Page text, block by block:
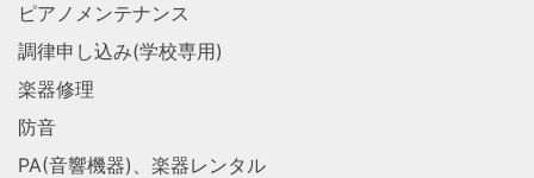
ピアノメンテナンス
調律申し込み(学校専用)
楽器修理
防音
PA(音響機器)、楽器レンタル